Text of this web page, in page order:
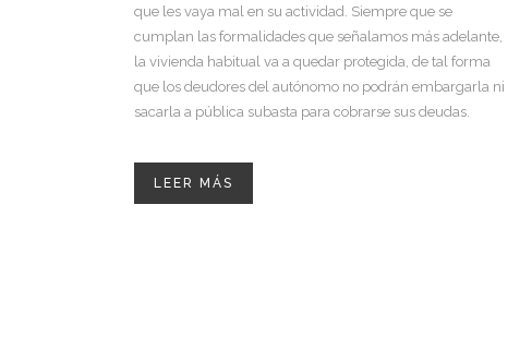
que les vaya mal en su actividad. Siempre que se
cumplan las formalidades que señalamos más adelante,
la vivienda habitual va a quedar protegida, de tal forma
que los deudores del autónomo no podrán embargarla ni
sacarla a pública subasta para cobrarse sus deudas.
LEER MÁS